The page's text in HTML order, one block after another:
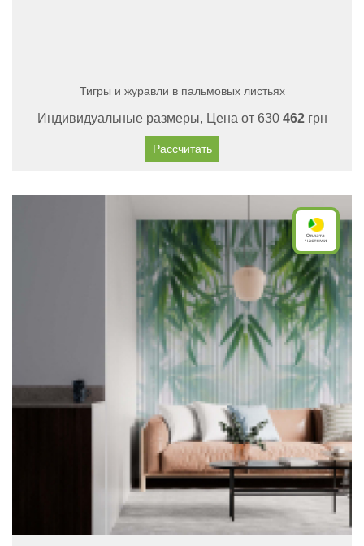
Тигры и журавли в пальмовых листьях
Индивидуальные размеры, Цена от630 462грн
Рассчитать